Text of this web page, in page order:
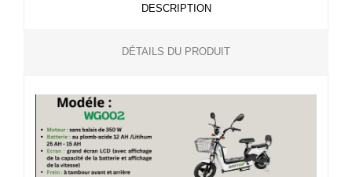
DESCRIPTION
DÉTAILS DU PRODUIT